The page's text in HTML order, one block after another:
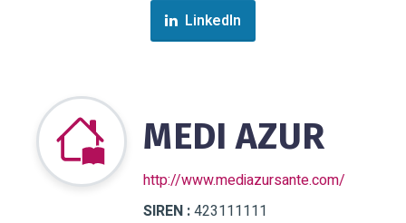
LinkedIn
MEDI AZUR
http://www.mediazursante.com/
SIREN :423111111